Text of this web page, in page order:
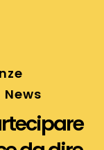
News